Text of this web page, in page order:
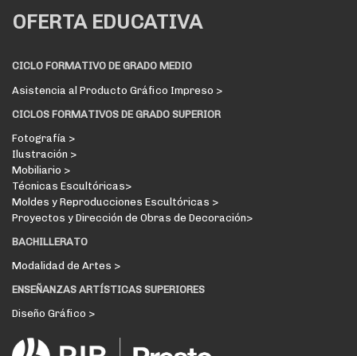
OFERTA EDUCATIVA
CICLO FORMATIVO DE GRADO MEDIO
Asistencia al Producto Gráfico Impreso >
CICLOS FORMATIVOS DE GRADO SUPERIOR
Fotografía >
Ilustración >
Mobiliario >
Técnicas Escultóricas>
Moldes y Reproducciones Escultóricas >
Proyectos y Dirección de Obras de Decoración>
BACHILLERATO
Modalidad de Artes >
ENSEÑANZAS ARTÍSTICAS SUPERIORES
Diseño Gráfico >